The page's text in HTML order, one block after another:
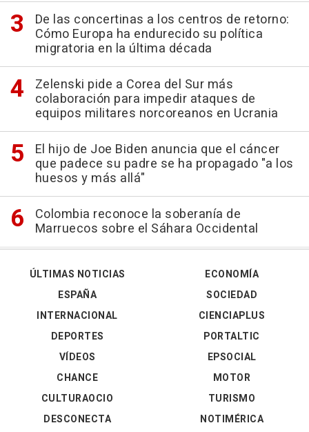
De las concertinas a los centros de retorno:
Cómo Europa ha endurecido su política
migratoria en la última década
Zelenski pide a Corea del Sur más
colaboración para impedir ataques de
equipos militares norcoreanos en Ucrania
El hijo de Joe Biden anuncia que el cáncer
que padece su padre se ha propagado "a los
huesos y más allá"
Colombia reconoce la soberanía de
Marruecos sobre el Sáhara Occidental
ÚLTIMAS NOTICIAS
ESPAÑA
INTERNACIONAL
DEPORTES
VÍDEOS
ECONOMÍA
SOCIEDAD
CIENCIAPLUS
PORTALTIC
EPSOCIAL
CHANCE
CULTURAOCIO
DESCONECTA
MOTOR
TURISMO
NOTIMÉRICA